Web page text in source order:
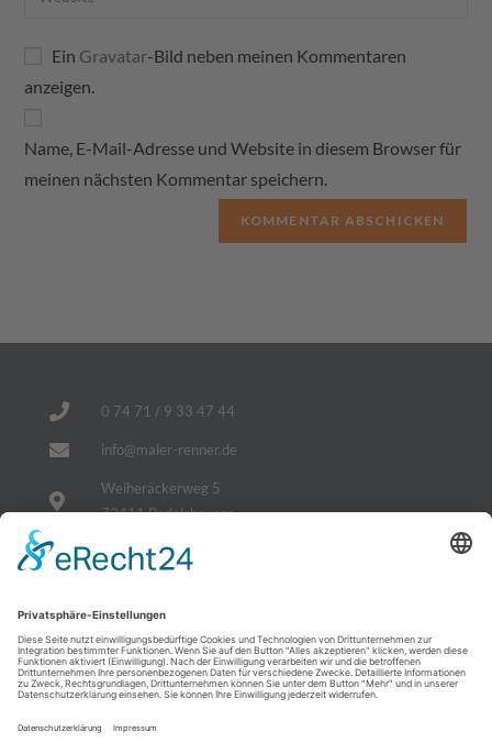
Ein Gravatar-Bild neben meinen Kommentaren
anzeigen.
Name, E-Mail-Adresse und Website in diesem Browser für
meinen nächsten Kommentar speichern.
0 74 71 / 9 33 47 44
info@maler-renner.de
Weiheräckerweg 5
72411 Bodelshausen
Impressum
Sitemap
Cookie-Einstellungen
Nachhaltig Dämmen, zusätzlich sparen